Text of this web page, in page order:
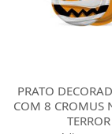
PRATO
COM 8 CROMUS
TERROR